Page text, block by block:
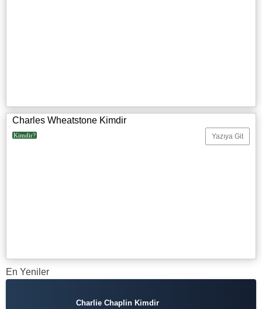
Charles Wheatstone Kimdir
Kimdir? Yazıya Git
En Yeniler
Charlie Chaplin Kimdir